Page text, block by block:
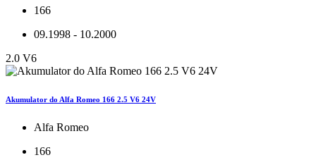
166
09.1998 - 10.2000
2.0 V6
Akumulator do Alfa Romeo 166 2.5 V6 24V
Alfa Romeo
166